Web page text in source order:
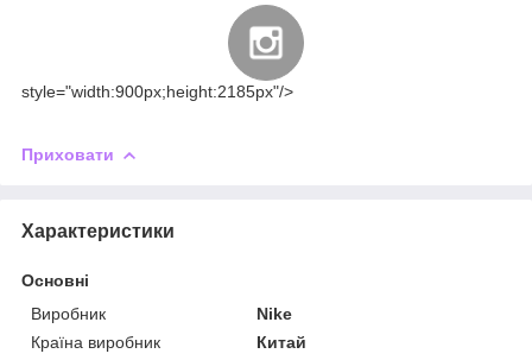
style="width:900px;height:2185px"/>
Приховати
Характеристики
Основні
Виробник
Nike
Країна виробник
Китай